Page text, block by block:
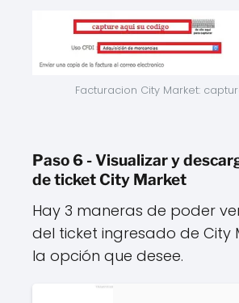
Facturacion City Market:
Paso 6 - Visualizar y
de ticket City Market
Hay 3 maneras de poder
del ticket ingresado de City
la opción que desee.